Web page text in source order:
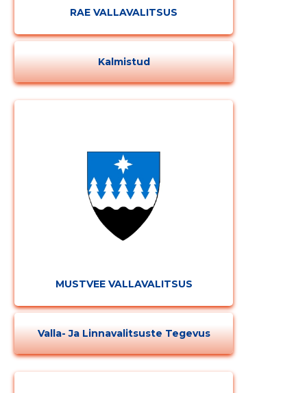
RAE VALLAVALITSUS
Kalmistud
MUSTVEE VALLAVALITSUS
Valla- Ja Linnavalitsuste Tegevus
Muuda pildi